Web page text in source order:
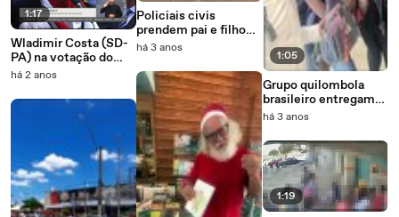
1:17
Wladimir Costa (SD-
PA) na votação do
Impeachmeant de
há 2 anos
Policiais civis
prendem pai e filho
em Goiânia acusados
e sobrinha
há 3 anos
1:05
Grupo quilombola
brasileiro entregam
carta destinada ao
há 3 anos
1:19